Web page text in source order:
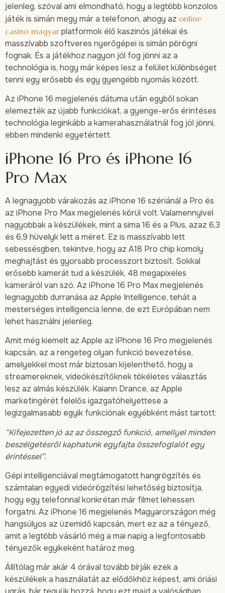
jelenleg, szóval ami elmondható, hogy a legtöbb konzolos
játék is simán megy már a telefonon, ahogy az online
casino magyarplatformok élő kaszinós játékai és
masszívabb szoftveres nyerőgépei is simán pörögni
fognak. És a játékhoz nagyon jól fog jönni az a
technológia is, hogy már képes lesz a felület különbséget
tenni egy erősebb és egy gyengébb nyomás között.
Az iPhone 16 megjelenés dátuma után egyből sokan
elemezték az újabb funkciókat, a gyenge-erős érintéses
technológia leginkább a kamerahasználatnál fog jól jönni,
ebben mindenki egyetértett.
iPhone 16 Pro és iPhone 16
Pro Max
A legnagyobb várakozás az iPhone 16 szériánál a Pro és
az iPhone Pro Max megjelenés körül volt. Valamennyivel
nagyobbak a készülékek, mint a sima 16 és a Plus, azaz 6,3
és 6,9 hüvelyk lett a méret. Ez is masszívabb lett
sebessésgben, tekintve, hogy az A18 Pro chip komoly
meghajtást és gyorsabb processzort biztosít. Sokkal
erősebb kamerát tud a készülék, 48 megapixeles
kameráról van szó. Az iPhone 16 Pro Max megjelenés
legnagyobb durranása az Apple Intelligence, tehát a
mesterséges intelligencia lenne, de ezt Európában nem
lehet használni jelenleg.
Amit még kiemelt az Apple az iPhone 16 Pro megjelenés
kapcsán, az a rengeteg olyan funkció bevezetése,
amelyekkel most már biztosan kijelenthető, hogy a
streamereknek, videókészítőknek tökéletes választás
lesz az almás készülék. Kaiann Drance, az Apple
marketingérét felelős igazgatóhelyettese a
legizgalmasabb egyik funkciónak egyébként mást tartott:
“Kifejezetten jó az az összegző funkció, amellyel minden
beszélgetésről kaphatunk egyfajta összefoglalót egy
érintéssel”.
Gépi intelligenciával megtámogatott hangrögzítés és
számtalan egyedi videórögzítési lehetőség biztosítja,
hogy egy telefonnal konkrétan már filmet lehessen
forgatni. Az iPhone 16 megjelenés Magyarországon még
hangsúlyos az üzemidő kapcsán, mert ez az a tényező,
amit a legtöbb vásárló még a mai napig a legfontosabb
tényezők egyikeként határoz meg.
Állítólag már akár 4 órával tovább bírják ezek a
készülékek a használatát az elődőkhöz képest, ami óriási